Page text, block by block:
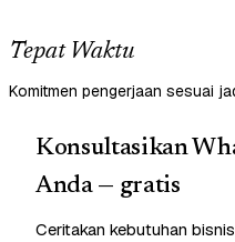
Tepat Waktu
Komitmen pengerjaan sesuai
Konsultasikan
Anda — gratis
Ceritakan kebutuhan